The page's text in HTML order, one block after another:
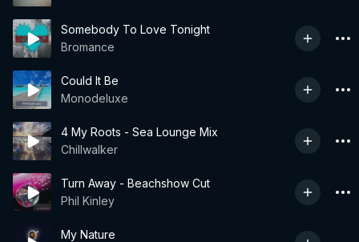
Somebody To Love Tonight
Bromance
Could It Be
Monodeluxe
4 My Roots - Sea Lounge Mix
Chillwalker
Turn Away - Beachshow Cut
Phil Kinley
My Nature